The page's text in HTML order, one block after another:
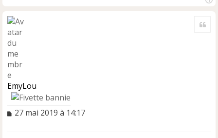
EmyLou
M
27 mai 2019 à 14:17